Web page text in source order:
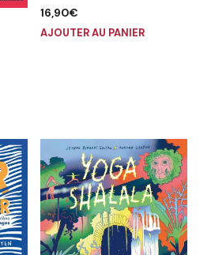
16,90€
AJOUTER AU PANIER